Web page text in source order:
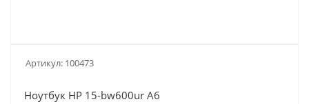
Артикул: 100473
Ноутбук HP 15-bw600ur A6